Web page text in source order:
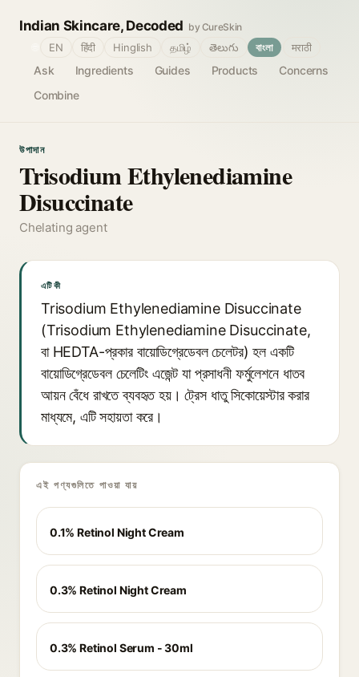
Indian Skincare, Decoded by CureSkin
Ask Ingredients Guides Products
Concerns
Combine
EN हिंदी Hinglish தமிழ் తెలుగు বাংলা मराठी
উপাদান
Trisodium Ethylenediamine
Disuccinate
Chelating agent
এটি কী
Trisodium Ethylenediamine Disuccinate
(Trisodium Ethylenediamine Disuccinate,
বা HEDTA-প্রকার বায়োডিগ্রেডেবল চেলেটর) হল একটি
বায়োডিগ্রেডেবল চেলেটিং এজেন্ট যা প্রসাধনী ফর্মুলেশনে ধাতব
আয়ন বেঁধে রাখতে ব্যবহৃত হয়। ট্রেস ধাতু সিকোয়েস্টার করার
মাধ্যমে, এটি সহায়তা করে।
এই পণ্যগুলিতে পাওয়া যায়
0.1% Retinol Night Cream
0.3% Retinol Night Cream
0.3% Retinol Serum - 30ml